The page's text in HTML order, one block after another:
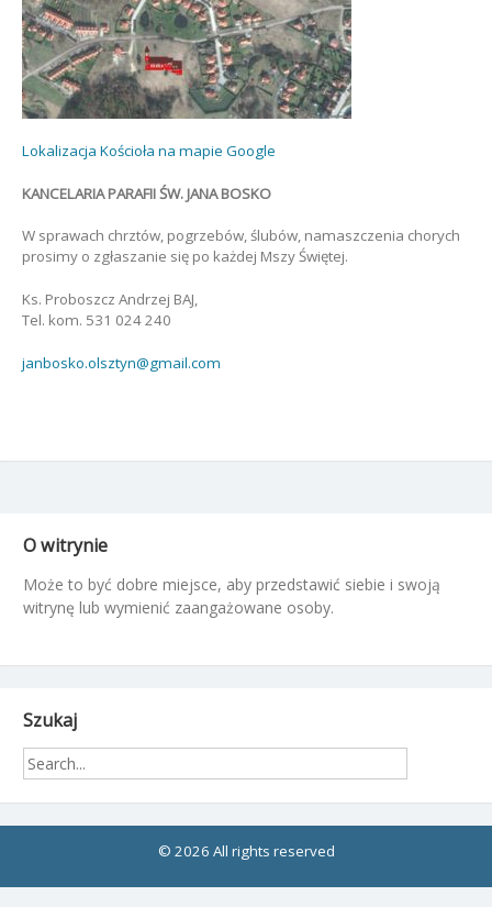
Lokalizacja Kościoła na mapie Google
KANCELARIA PARAFII ŚW. JANA BOSKO
W sprawach chrztów, pogrzebów, ślubów, namaszczenia chorych
prosimy o zgłaszanie się po każdej Mszy Świętej.
Ks. Proboszcz Andrzej BAJ,
Tel. kom. 531 024 240
janbosko.olsztyn@gmail.com
O witrynie
Może to być dobre miejsce, aby przedstawić siebie i swoją
witrynę lub wymienić zaangażowane osoby.
Szukaj
© 2026 All rights reserved